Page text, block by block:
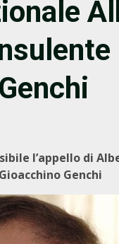
l’appello di
Genchi